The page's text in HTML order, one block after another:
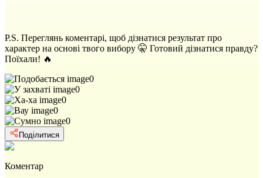
P.S. Переглянь коментарі, щоб дізнатися результат про
характер на основі твого вибору 🤫 Готовий дізнатися правду?
Поїхали! 🔥
0
0
0
0
0
Поділитися
Коментар